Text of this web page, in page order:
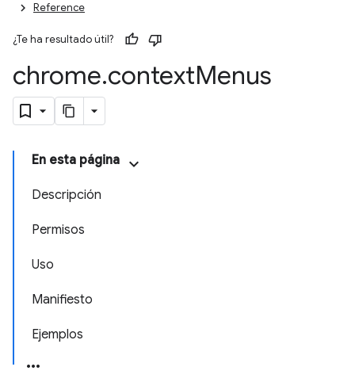
Reference
¿Te ha resultado útil?
chrome.contextMenus
En esta página
Descripción
Permisos
Uso
Manifiesto
Ejemplos